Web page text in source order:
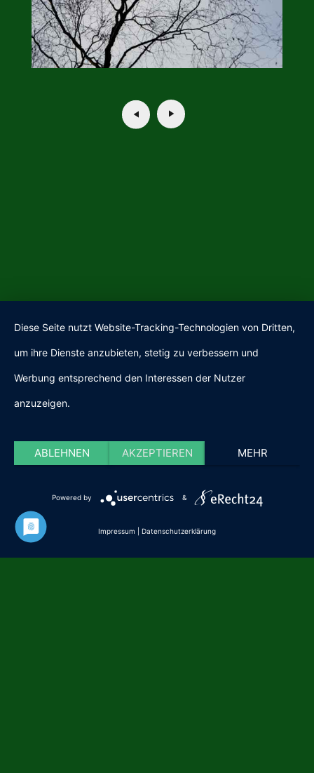
Diese Seite nutzt Website-Tracking-Technologien von Dritten,
um ihre Dienste anzubieten, stetig zu verbessern und
Werbung entsprechend den Interessen der Nutzer
anzuzeigen.
ABLEHNEN AKZEPTIEREN MEHR
Powered by &
Impressum Datenschutzerklärung